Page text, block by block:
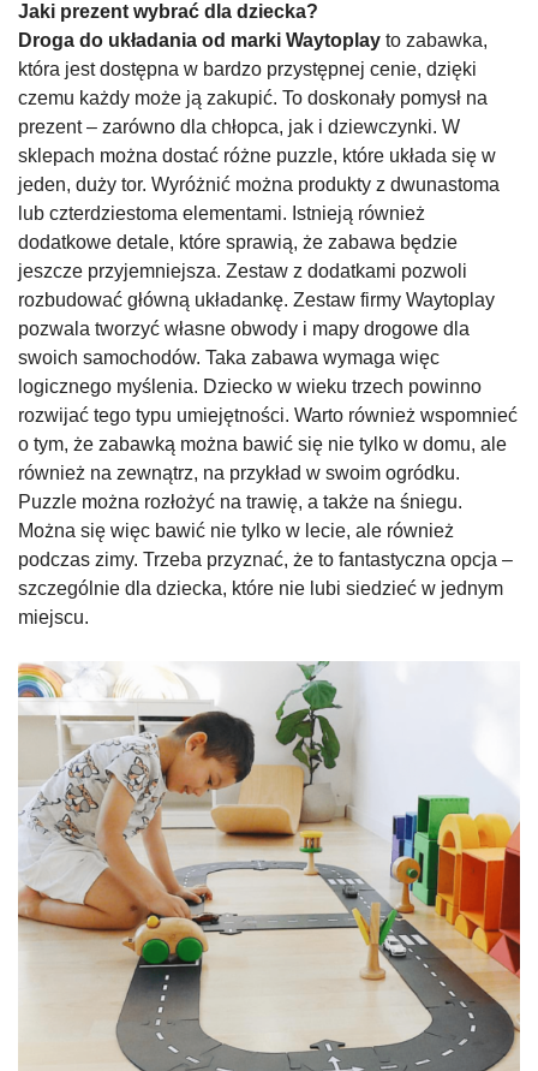
Jaki prezent wybrać dla dziecka?
Droga do układania od marki Waytoplay to zabawka,
która jest dostępna w bardzo przystępnej cenie, dzięki
czemu każdy może ją zakupić. To doskonały pomysł na
prezent – zarówno dla chłopca, jak i dziewczynki. W
sklepach można dostać różne puzzle, które układa się w
jeden, duży tor. Wyróżnić można produkty z dwunastoma
lub czterdziestoma elementami. Istnieją również
dodatkowe detale, które sprawią, że zabawa będzie
jeszcze przyjemniejsza. Zestaw z dodatkami pozwoli
rozbudować główną układankę. Zestaw firmy Waytoplay
pozwala tworzyć własne obwody i mapy drogowe dla
swoich samochodów. Taka zabawa wymaga więc
logicznego myślenia. Dziecko w wieku trzech powinno
rozwijać tego typu umiejętności. Warto również wspomnieć
o tym, że zabawką można bawić się nie tylko w domu, ale
również na zewnątrz, na przykład w swoim ogródku.
Puzzle można rozłożyć na trawię, a także na śniegu.
Można się więc bawić nie tylko w lecie, ale również
podczas zimy. Trzeba przyznać, że to fantastyczna opcja –
szczególnie dla dziecka, które nie lubi siedzieć w jednym
miejscu.